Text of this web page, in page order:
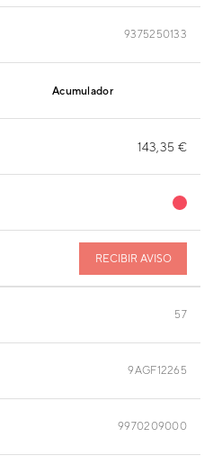
9375250133
Acumulador
143,35 €
RECIBIR AVISO
57
9AGF12265
9970209000